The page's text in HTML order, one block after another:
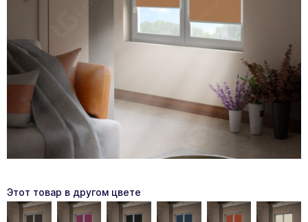
Этот товар в другом цвете